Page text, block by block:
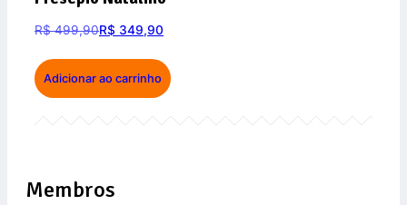
R$499,90R$ 349,90
Adicionar ao carrinho
Membros